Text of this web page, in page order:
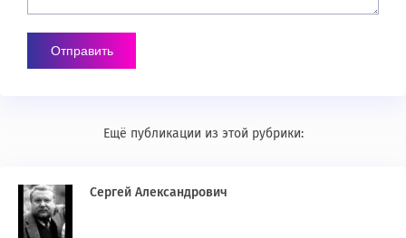
Ещё публикации из этой рубрики:
Сергей Александрович